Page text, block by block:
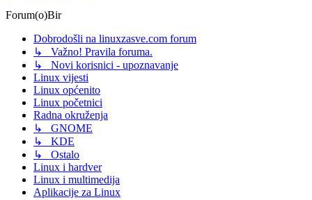
Forum(o)Bir
Dobrodošli na linuxzasve.com forum
↳ Važno! Pravila foruma.
↳ Novi korisnici - upoznavanje
Linux vijesti
Linux općenito
Linux početnici
Radna okruženja
↳ GNOME
↳ KDE
↳ Ostalo
Linux i hardver
Linux i multimedija
Aplikacije za Linux